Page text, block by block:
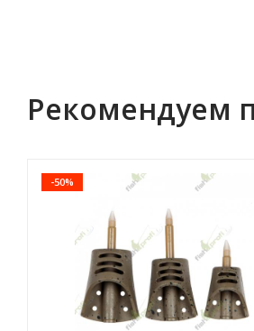
Рекомендуем
-50%